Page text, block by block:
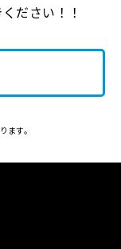
ださい！！
ます。